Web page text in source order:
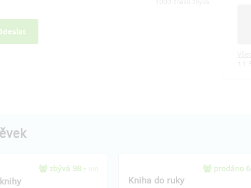
zbývá 98 z 100 prodáno 6
Kniha do ruky